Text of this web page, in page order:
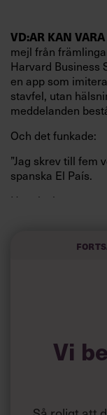
VD:AR KAN
mejl från
Harvard Business
en app som
stavfel, utan
meddelanden
Och det funkade:
”Jag skrev till fem
spanska El País.
Horwitz har nu
kortfattat slarviga
Vi